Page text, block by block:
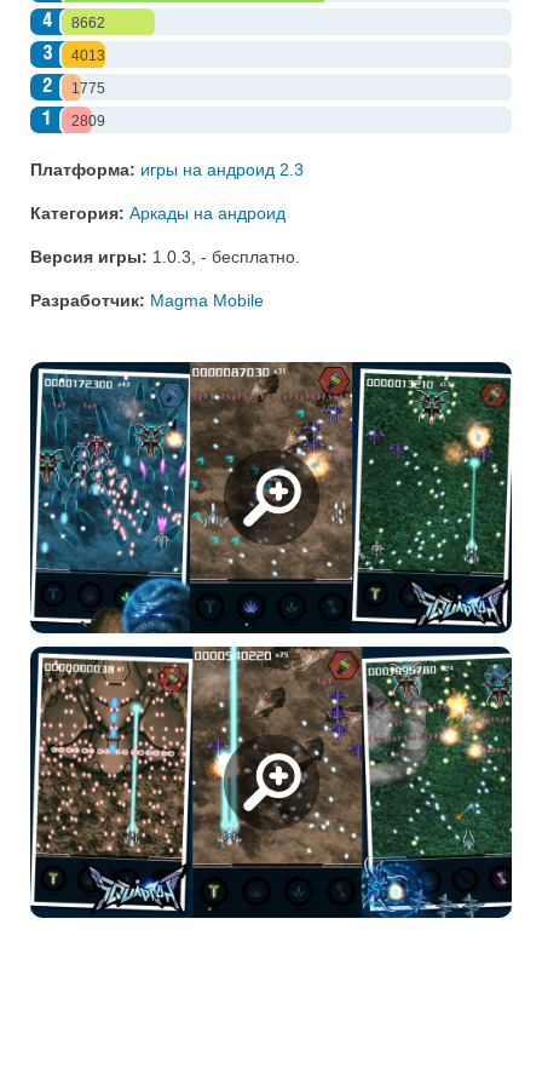
4 8662
3 4013
2 1775
1 2809
Платформа: игры на андроид 2.3
Категория: Аркады на андроид
Версия игры: 1.0.3 - бесплатно
Разработчик: Magma Mobile